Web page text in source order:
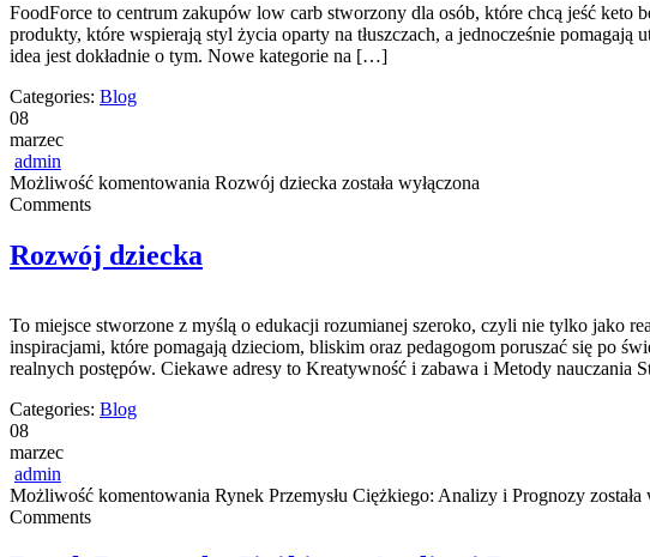
FoodForce to centrum zakupów low carb stworzony dla osób, które chcą jeść keto
produkty, które wspierają styl życia oparty na tłuszczach, a jednocześnie
idea jest dokładnie o tym. Nowe kategorie na […]
Categories: Blog
08
marzec
admin
Możliwość komentowania Rozwój dziecka została wyłączona
Comments
Rozwój dziecka
To miejsce stworzone z myślą o edukacji rozumianej szeroko, czyli nie tylko jako
inspiracjami, które pomagają dzieciom, bliskim oraz pedagogom poruszać się po
realnych postępów. Ciekawe adresy to Kreatywność i zabawa i Metody nauczania
Categories: Blog
08
marzec
admin
Możliwość komentowania Rynek Przemysłu Ciężkiego: Analizy i Prognozy została
Comments